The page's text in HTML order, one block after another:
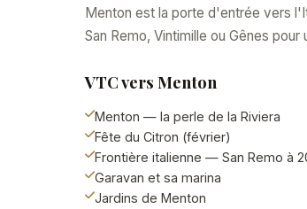
Menton est la porte d'entrée vers
San Remo, Vintimille ou Gênes
VTC vers Menton
Menton — la perle de la Riviera
Fête du Citron (février)
Frontière italienne — San Remo à
Garavan et sa marina
Jardins de Menton